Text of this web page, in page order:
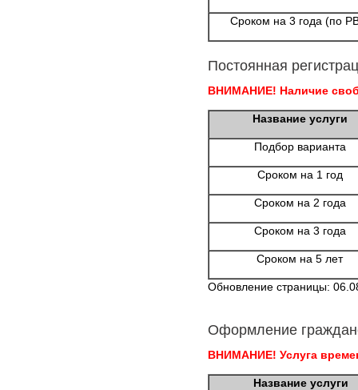
Сроком на 3 года (по
Постоянная
ВНИМАНИЕ! Наличие
Название услуги
Подбор варианта
Сроком на 1 год
Сроком на 2 года
Сроком на 3 года
Сроком на 5 лет
Обновление страницы:
Оформление
ВНИМАНИЕ! Услуга
Название услуги